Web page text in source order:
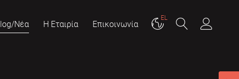
Νέα Η Εταιρία Επικοινωνία
EL